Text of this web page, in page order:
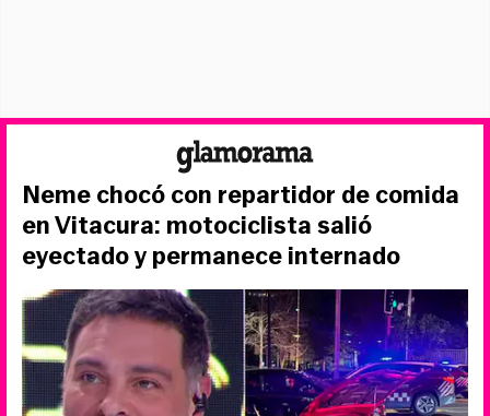
Neme chocó con repartidor de comida
en Vitacura: motociclista salió
eyectado y permanece internado